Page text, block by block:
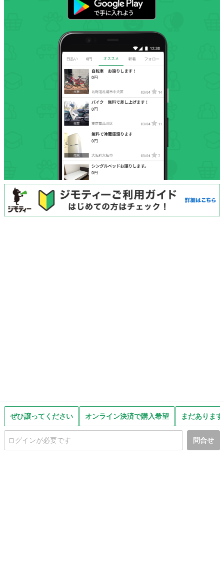
ぜひ譲ってください オンライン決済で購入希望 まだありま
問合せ